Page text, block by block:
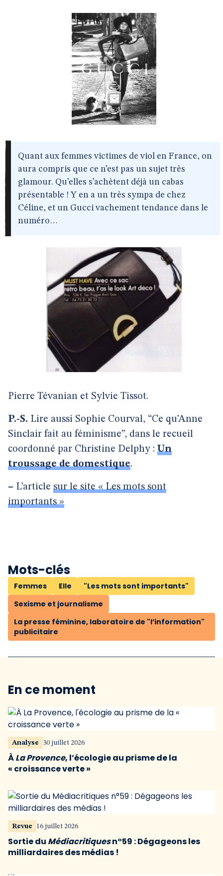
Quant aux femmes victimes de viol en France, on
aura compris que ce n’est pas un sujet très
glamour. Qu’elles s’achètent déjà un cabas
présentable ! Y en a un très sympa de chez
Céline, et un Gucci vachement tendance dans le
numéro…
Pierre Tévanian et Sylvie Tissot.
P.-S. Lire aussi Sophie Courval, “Ce qu’Anne
Sinclair fait au féminisme”, dans le recueil
coordonné par Christine Delphy : Un
troussage de domestique.
– L’article sur le site « Les mots sont
importants »
Mots-clés
Femmes Elle
"Les mots sont importants"
Sexisme et journalisme
La presse féminine, laboratoire de "l’information"
publicitaire
En ce moment
Analyse 30 juillet 2026
ÀLa Provence, l’écologie au prisme de la
« croissance verte »
Revue 16 juillet 2026
Sortie du Médiacritiquesn°59 : Dégageons les
milliardaires des médias !